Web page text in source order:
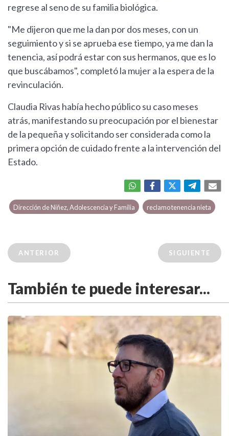
regrese al seno de su familia biológica.
"Me dijeron que me la dan por dos meses, con un
seguimiento y si se aprueba ese tiempo, ya me dan la
tenencia, así podrá estar con sus hermanos, que es lo
que buscábamos", completó la mujer a la espera de la
revinculación.
Claudia Rivas había hecho público su caso meses
atrás, manifestando su preocupación por el bienestar
de la pequeña y solicitando ser considerada como la
primera opción de cuidado frente a la intervención del
Estado.
Dirección de Niñez, Adolescencia y Familia reclamo tenencia nieta
ANTERIOR SIGUIENTE
También te puede interesar...